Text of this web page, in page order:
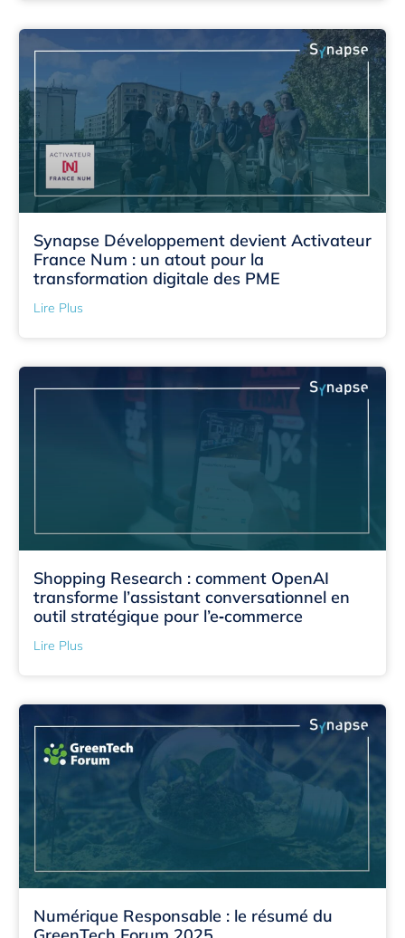
Synapse Développement devient Activateur
France Num : un atout pour la
transformation digitale des PME
Lire Plus
Shopping Research : comment OpenAI
transforme l’assistant conversationnel en
outil stratégique pour l’e‑commerce
Lire Plus
Numérique Responsable : le résumé du